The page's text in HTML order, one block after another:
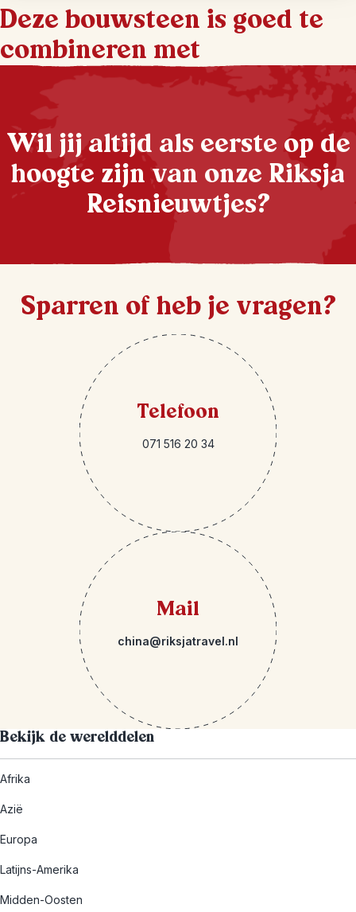
Deze bouwsteen is goed te
combineren met
Wil jij altijd als eerste op de
hoogte zijn van onze Riksja
Reisnieuwtjes?
Sparren of heb je vragen?
Telefoon
071 516 20 34
Mail
china@riksjatravel.nl
Bekijk de werelddelen
Afrika
Azië
Europa
Latijns-Amerika
Midden-Oosten